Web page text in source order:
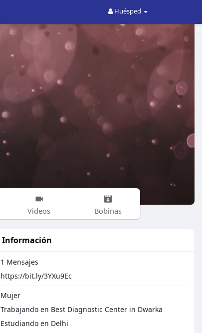
Huésped
Videos Bobinas
Información
1 Mensajes
https://bit.ly/3YXu9Ec
Mujer
Trabajando en Best Diagnostic Center in Dwarka
Estudiando en Delhi